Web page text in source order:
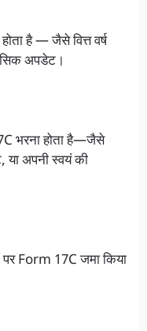
है — जैसे वित्त वर्ष
अपडेट।
भरना होता है—जैसे
या अपनी स्वयं की
पर Form 17C जमा किया